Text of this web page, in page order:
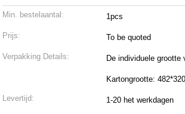
Min. bestelaantal: 1pcs
Prijs: To be quoted
Verpakking Details: De individuele grootte
Kartongrootte:
Levertijd: 1-20 het werkdagen